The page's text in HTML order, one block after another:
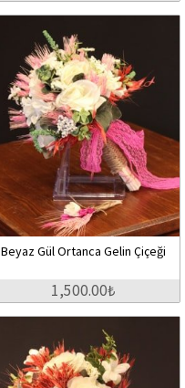
Beyaz Gül Ortanca Gelin Çiçeği
1,500.00₺